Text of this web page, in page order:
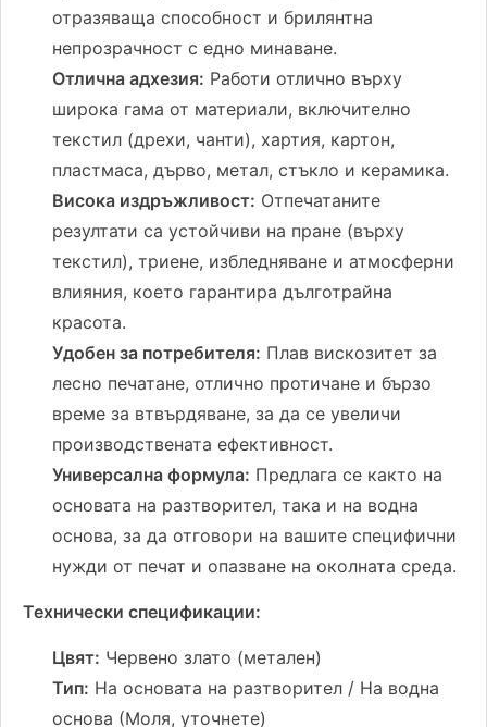
отразяваща способност и брилянтна
непрозрачност с едно минаване.
Отлична адхезия: Работи отлично върху
широка гама от материали, включително
текстил (дрехи, чанти), хартия, картон,
пластмаса, дърво, метал, стъкло и керамика.
Висока издръжливост: Отпечатаните
резултати са устойчиви на пране (върху
текстил), триене, избледняване и атмосферни
влияния, което гарантира дълготрайна
красота.
Удобен за потребителя: Плав вискозитет за
лесно печатане, отлично протичане и бързо
време за втвърдяване, за да се увеличи
производствената ефективност.
Универсална формула: Предлага се както на
основата на разтворител, така и на водна
основа, за да отговори на вашите специфични
нужди от печат и опазване на околната среда.
Технически спецификации:
Цвят: Червено злато (метален)
Тип: На основата на разтворител / На водна
основа (Моля, уточнете)